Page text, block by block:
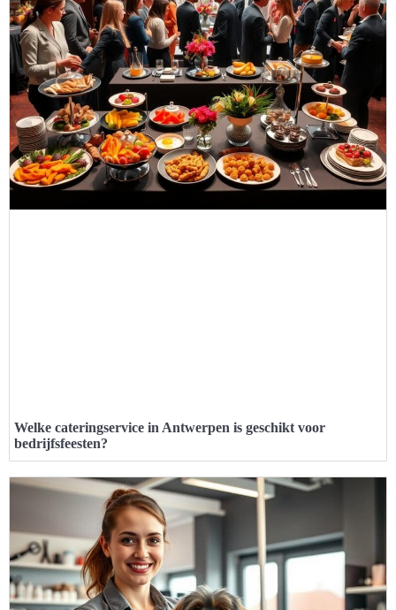
Welke cateringservice in Antwerpen is geschikt voor
bedrijfsfeesten?